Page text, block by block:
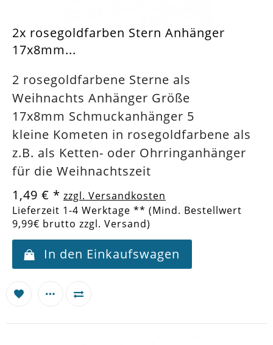
2x rosegoldfarben Stern Anhänger
17x8mm...
2 rosegoldfarbene Sterne als
Weihnachts Anhänger Größe
17x8mm Schmuckanhänger 5
kleine Kometen in rosegoldfarbene als
z.B. als Ketten- oder Ohrringanhänger
für die Weihnachtszeit
1,49 € * zzgl. Versandkosten
Lieferzeit 1-4 Werktage ** (Mind. Bestellwert
9,99€ brutto zzgl. Versand)
In den Einkaufswagen